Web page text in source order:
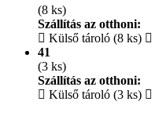
(8 ks)
Szállítás az otthoni:
Külső tároló (8 ks)
41
(3 ks)
Szállítás az otthoni:
Külső tároló (3 ks)